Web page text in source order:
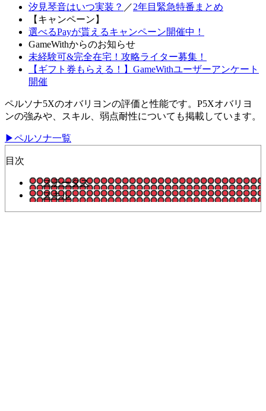
汐見琴音はいつ実装？ ／2年目緊急特番まとめ
【キャンペーン】
選べるPayが貰えるキャンペーン開催中！
GameWithからのお知らせ
未経験可&完全在宅！攻略ライター募集！
【ギフト券もらえる！】GameWithユーザーアンケート
開催
ペルソナ5Xのオバリヨンの評価と性能です。P5Xオバリヨ
ンの強みや、スキル、弱点耐性についても掲載しています。
▶ペルソナ一覧
目次
ステータス
スキル